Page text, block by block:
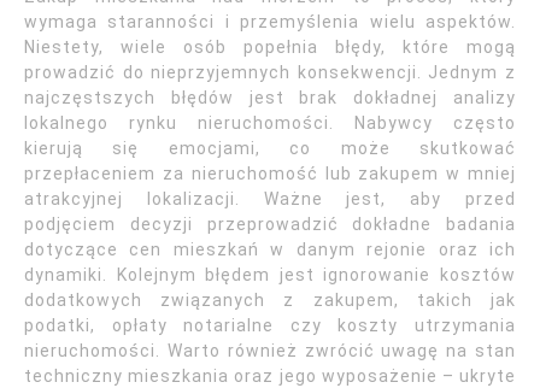
wymaga staranności i przemyślenia wielu aspektów.
Niestety, wiele osób popełnia błędy, które mogą
prowadzić do nieprzyjemnych konsekwencji. Jednym z
najczęstszych błędów jest brak dokładnej analizy
lokalnego rynku nieruchomości. Nabywcy często
kierują się emocjami, co może skutkować
przepłaceniem za nieruchomość lub zakupem w mniej
atrakcyjnej lokalizacji. Ważne jest, aby przed
podjęciem decyzji przeprowadzić dokładne badania
dotyczące cen mieszkań w danym rejonie oraz ich
dynamiki. Kolejnym błędem jest ignorowanie kosztów
dodatkowych związanych z zakupem, takich jak
podatki, opłaty notarialne czy koszty utrzymania
nieruchomości. Warto również zwrócić uwagę na stan
techniczny mieszkania oraz jego wyposażenie – ukryte